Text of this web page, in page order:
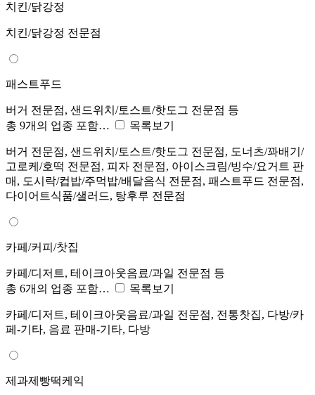
치킨/닭강정
치킨/닭강정 전문점
패스트푸드
버거 전문점, 샌드위치/토스트/핫도그 전문점 등
총 9개의 업종 포함…
목록보기
버거 전문점, 샌드위치/토스트/핫도그 전문점, 도너츠/꽈배기/
고로케/호떡 전문점, 피자 전문점, 아이스크림/빙수/요거트 판
매, 도시락/컵밥/주먹밥/배달음식 전문점, 패스트푸드 전문점,
다이어트식품/샐러드, 탕후루 전문점
카페/커피/찻집
카페/디저트, 테이크아웃음료/과일 전문점 등
총 6개의 업종 포함…
목록보기
카페/디저트, 테이크아웃음료/과일 전문점, 전통찻집, 다방/카
페-기타, 음료 판매-기타, 다방
제과제빵떡케익